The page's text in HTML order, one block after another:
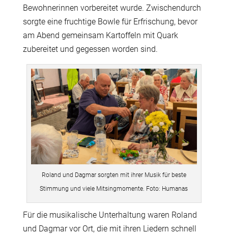
Bewohnerinnen vorbereitet wurde. Zwischendurch
sorgte eine fruchtige Bowle für Erfrischung, bevor
am Abend gemeinsam Kartoffeln mit Quark
zubereitet und gegessen worden sind.
Roland und Dagmar sorgten mit ihrer Musik für beste
Stimmung und viele Mitsingmomente. Foto: Humanas
Für die musikalische Unterhaltung waren Roland
und Dagmar vor Ort, die mit ihren Liedern schnell